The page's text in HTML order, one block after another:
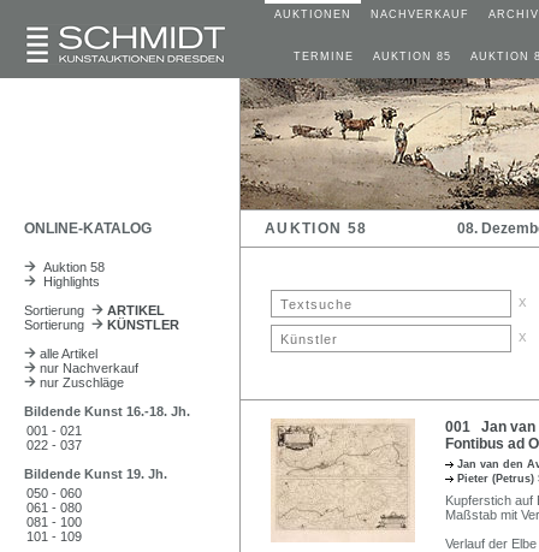
AUKTIONEN NACHVERKAUF ARCHIV
TERMINE AUKTION 85 AUKTION
ONLINE-KATALOG AUKTION 58 08.
Auktion 58
Highlights
Sortierung
ARTIKEL
Sortierung
KÜNSTLER
alle Artikel
nur Nachverkauf
nur Zuschläge
Bildende Kunst 16.-18. Jh.
001 - 021
022 - 037
Bildende Kunst 19. Jh.
050 - 060
061 - 080
081 - 100
101 - 109
x
x
001 Jan van
Fontibus ad
Jan van den
Pieter
Kupferstich auf
Maßstab mit
Verlauf der